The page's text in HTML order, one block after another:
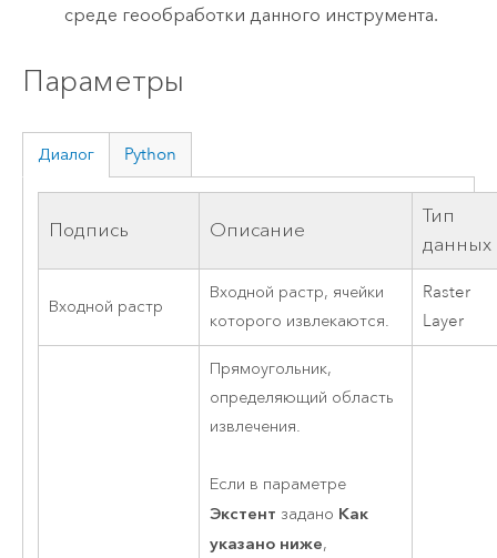
среде геообработки данного инструмента.
Параметры
Диалог Python
Подпись Описание
Тип
данных
Входной растр
Входной растр, ячейки
которого извлекаются.
Raster
Layer
Прямоугольник,
определяющий область
извлечения.
Если в параметре
Экстент задано Как
указано ниже,